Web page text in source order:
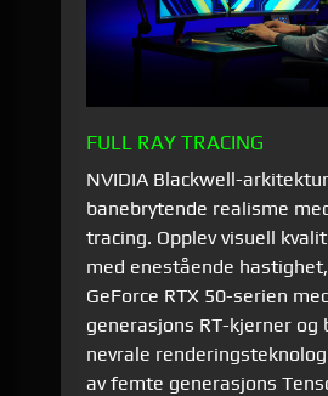
FULL RAY TRACING
NVIDIA Blackwell-
banebrytende realisme
tracing. Opplev visuell
med enestående
GeForce RTX 50-serien
generasjons RT-kjerner og
nevrale
av femte generasjons